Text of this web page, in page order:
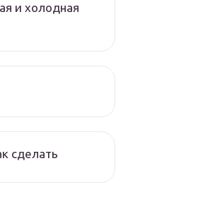
и холодная
сделать